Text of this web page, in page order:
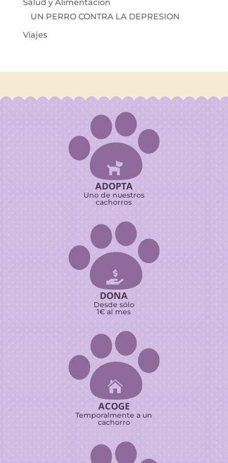
Salud y Alimentación
UN PERRO CONTRA LA DEPRESION
Viajes

ADOPTA
Uno de nuestros
cachorros

DONA
Desde sólo
1€ al mes

ACOGE
Temporalmente a un
cachorro